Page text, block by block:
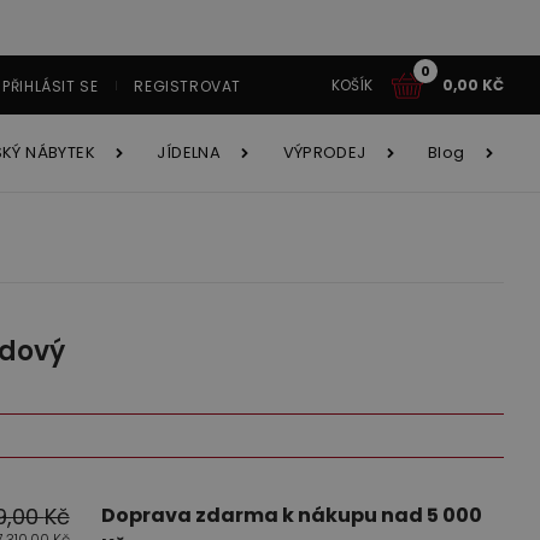
PŘIHLÁSIT SE REGISTROVAT KOŠÍK
0
0,00 KČ
NÁBYTEK JÍDELNA VÝPRODEJ Blog
nábytek Jídelna
Kč
Doprava zdarma k nákupu nad 5 000